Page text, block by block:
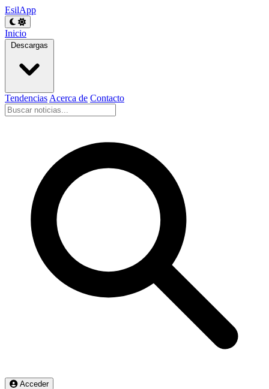
EsilApp
Inicio
Descargas
Tendencias Acerca de Contacto
Acceder